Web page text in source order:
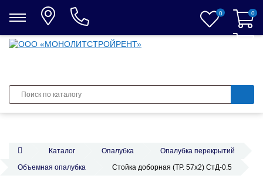
0 0
0
Каталог Опалубка
Опалубка перекрытий
Объемная опалубка
Стойка доборная (ТР. 57х2) СтД-0.5